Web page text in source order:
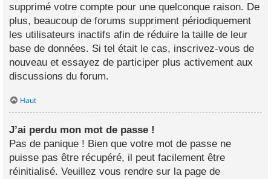
supprimé votre compte pour une quelconque raison. De
plus, beaucoup de forums suppriment périodiquement
les utilisateurs inactifs afin de réduire la taille de leur
base de données. Si tel était le cas, inscrivez-vous de
nouveau et essayez de participer plus activement aux
discussions du forum.
Haut
J’ai perdu mon mot de passe !
Pas de panique ! Bien que votre mot de passe ne
puisse pas être récupéré, il peut facilement être
réinitialisé. Veuillez vous rendre sur la page de